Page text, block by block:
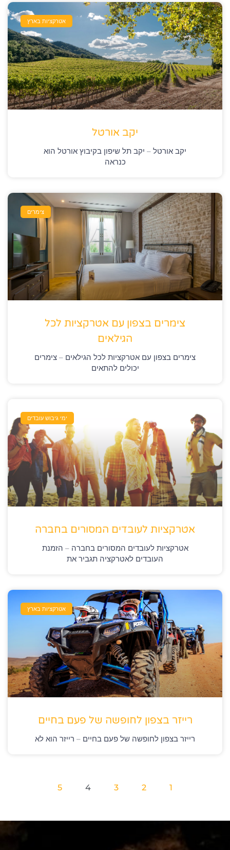
אטרקציות בארץ
יקב אורטל
יקב אורטל – יקב תל שיפון בקיבוץ אורטל הוא
כנראה
צימרים
צימרים בצפון עם אטרקציות לכל
הגילאים
צימרים בצפון עם אטרקציות לכל הגילאים – צימרים
יכולים להתאים
ימי גיבוש עובדים
אטרקציות לעובדים המסורים בחברה
אטרקציות לעובדים המסורים בחברה – הזמנת
העובדים לאטרקציה תגביר את
אטרקציות בארץ
רייזר בצפון לחופשה של פעם בחיים
רייזר בצפון לחופשה של פעם בחיים – רייזר הוא לא